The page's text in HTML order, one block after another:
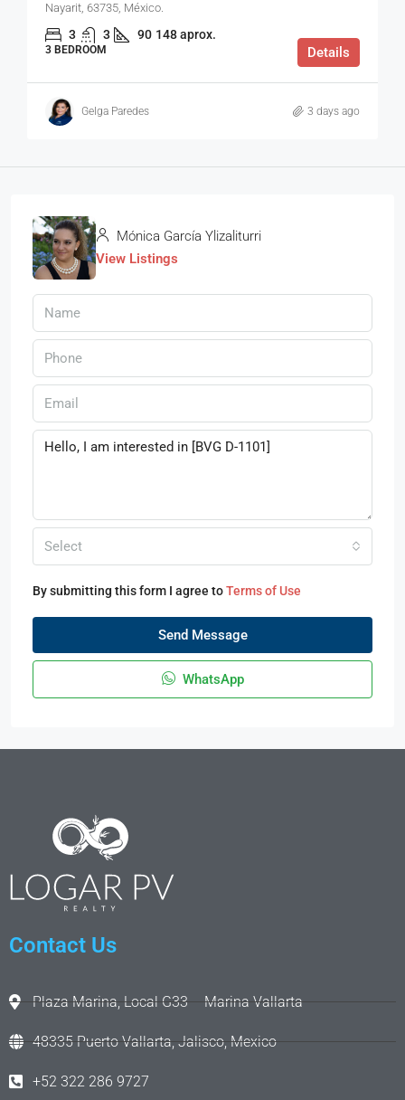
Nayarit, 63735, México.
3 3 90 148 aprox.
3 BEDROOM Details
Gelga Paredes 3 days ago
Mónica García Ylizaliturri
View Listings
Select
By submitting this form I agree toTerms of Use
Send Message
WhatsApp
Contact Us
Plaza Marina, Local G33 – Marina Vallarta
48335 Puerto Vallarta, Jalisco, Mexico
+52 322 286 9727